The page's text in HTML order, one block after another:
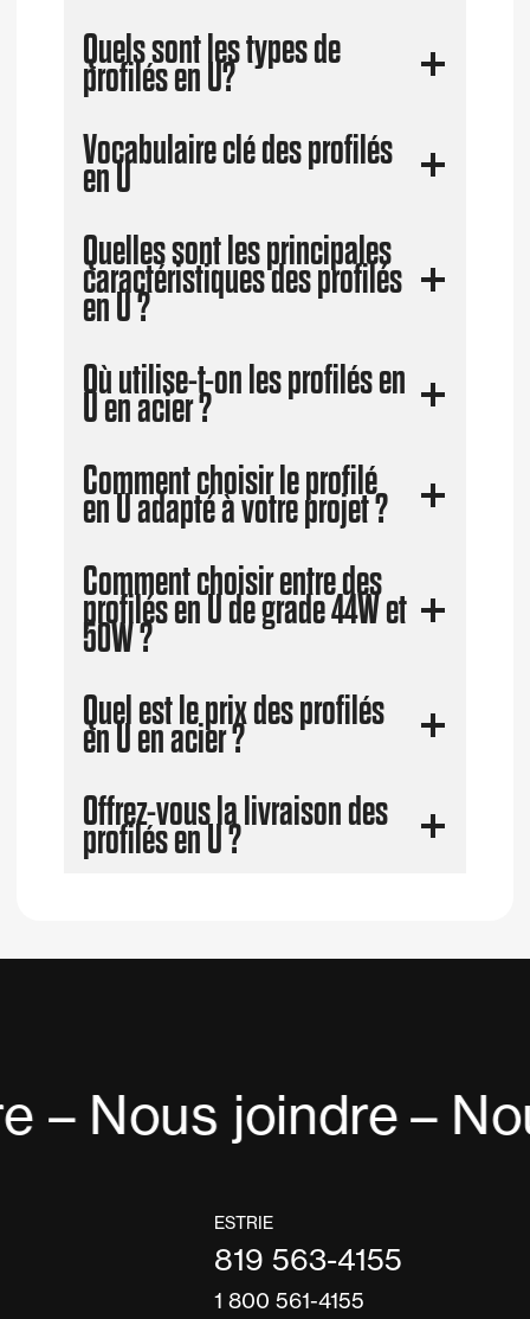
Quels sont les types de
profilés en U?
Vocabulaire clé des profilés
en U
Quelles sont les principales
caractéristiques des profilés
en U ?
Où utilise-t-on les profilés en
U en acier ?
Comment choisir le profilé
en U adapté à votre projet ?
Comment choisir entre des
profilés en U de grade 44W et
50W ?
Quel est le prix des profilés
en U en acier ?
Offrez-vous la livraison des
profilés en U ?
– Nous joindre–
ESTRIE
819 563-4155
1 800 561-4155